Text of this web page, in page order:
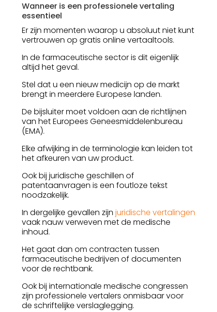
Wanneer is een professionele vertaling
essentieel
Er zijn momenten waarop u absoluut niet kunt
vertrouwen op gratis online vertaaltools.
In de farmaceutische sector is dit eigenlijk
altijd het geval.
Stel dat u een nieuw medicijn op de markt
brengt in meerdere Europese landen.
De bijsluiter moet voldoen aan de richtlijnen
van het Europees Geneesmiddelenbureau
(EMA).
Elke afwijking in de terminologie kan leiden tot
het afkeuren van uw product.
Ook bij juridische geschillen of
patentaanvragen is een foutloze tekst
noodzakelijk.
In dergelijke gevallen zijn juridische vertalingen
vaak nauw verweven met de medische
inhoud.
Het gaat dan om contracten tussen
farmaceutische bedrijven of documenten
voor de rechtbank.
Ook bij internationale medische congressen
zijn professionele vertalers onmisbaar voor
de schriftelijke verslaglegging.